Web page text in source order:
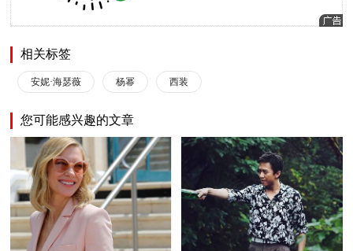
相关标签
安妮·海瑟薇 杨幂 西装
您可能感兴趣的文章